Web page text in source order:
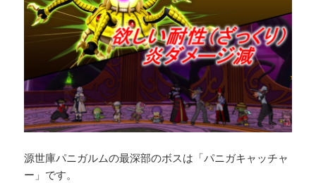
源世庫パニガルムの最深部のボスは「パニガキャッチャ
ー」です。